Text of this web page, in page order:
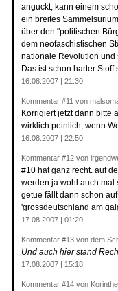
anguckt, kann einem
ein breites
über den "politischen
dem neofaschistischen
nationale Revolution und
Das ist schon harter
16.08.2007 | 21:30
Kommentar #11 von
Korrigiert jetzt dann bitte
wirklich peinlich, wenn
16.08.2007 | 22:50
Kommentar #12 von
#10 hat ganz recht. auf
werden ja wohl auch mal
getue fällt dann schon
'grossdeutschland am
17.08.2007 | 01:20
Kommentar #13 von dem
Und auch hier stand
17.08.2007 | 15:18
Kommentar #14 von